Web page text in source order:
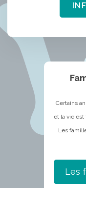
Certains
et la vie
Les
Les